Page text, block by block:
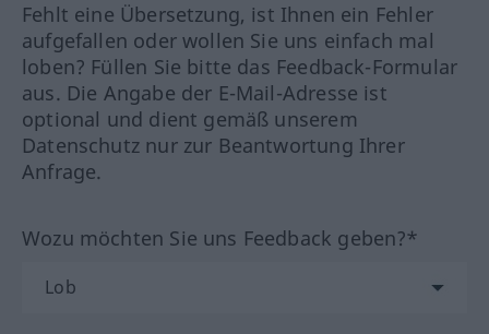
Fehlt eine Übersetzung, ist Ihnen ein Fehler
aufgefallen oder wollen Sie uns einfach mal
loben? Füllen Sie bitte das Feedback-Formular
aus. Die Angabe der E-Mail-Adresse ist
optional und dient gemäß unserem
Datenschutz nur zur Beantwortung Ihrer
Anfrage.
Wozu möchten Sie uns Feedback geben?*